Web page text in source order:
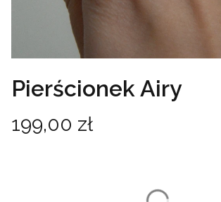
Pierścionek Airy
Cena
199,00 zł